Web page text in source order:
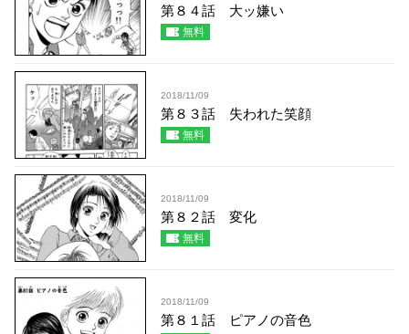
第８４話 大ッ嫌い
無料
2018/11/09
第８３話 失われた笑顔
無料
2018/11/09
第８２話 変化
無料
2018/11/09
第８１話 ピアノの音色